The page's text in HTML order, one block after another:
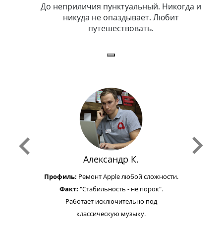
До неприличия пунктуальный. Никогда и
никуда не опаздывает. Любит
путешествовать.
Александр К.
Профиль: Ремонт Apple любой сложности.
Факт: "Стабильность - не порок".
Работает исключительно под
классическую музыку.